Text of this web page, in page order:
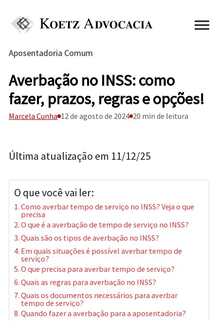
Aposentadoria Comum
Averbação no INSS: como
fazer, prazos, regras e opções!
Marcela Cunha 12 de agosto de 2024 20 min de leitura
Última atualização em 11/12/25
O que você vai ler:
Como averbar tempo de serviço no INSS? Veja o que
precisa
O que é a averbação de tempo de serviço no INSS?
Quais são os tipos de averbação no INSS?
Em quais situações é possível averbar tempo de
serviço?
O que precisa para averbar tempo de serviço?
Quais as regras para averbação no INSS?
Quais os documentos necessários para averbar
tempo de serviço?
Quando fazer a averbação para a aposentadoria?